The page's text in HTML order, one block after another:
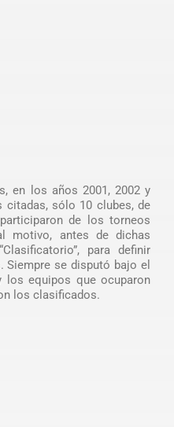
en los años 2001, 2002 y
citadas, sólo 10 clubes, de
de los torneos
motivo, antes de dichas
para definir
Siempre se disputó bajo el
los equipos que ocuparon
los clasificados.